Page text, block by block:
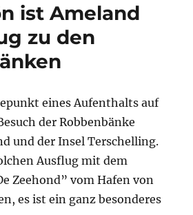
ist Ameland
zu den
eines Aufenthalts auf
der Robbenbänke
und der Insel Terschelling.
Ausflug mit dem
Zeehond” vom Hafen von
es ist ein ganz besonderes